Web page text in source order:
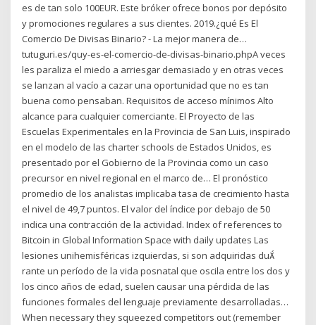
es de tan solo 100EUR. Este bróker ofrece bonos por depósito
y promociones regulares a sus clientes. 2019.¿qué Es El
Comercio De Divisas Binario? - La mejor manera de…
tutuguri.es/quy-es-el-comercio-de-divisas-binario.phpA veces
les paraliza el miedo a arriesgar demasiado y en otras veces
se lanzan al vacío a cazar una oportunidad que no es tan
buena como pensaban. Requisitos de acceso mínimos Alto
alcance para cualquier comerciante. El Proyecto de las
Escuelas Experimentales en la Provincia de San Luis, inspirado
en el modelo de las charter schools de Estados Unidos, es
presentado por el Gobierno de la Provincia como un caso
precursor en nivel regional en el marco de… El pronóstico
promedio de los analistas implicaba tasa de crecimiento hasta
el nivel de 49,7 puntos. El valor del índice por debajo de 50
indica una contracción de la actividad. Index of references to
Bitcoin in Global Information Space with daily updates Las
lesiones unihemisféricas izquierdas, si son adquiridas du
rante un período de la vida posnatal que oscila entre los dos y
los cinco años de edad, suelen causar una pérdida de las
funciones formales del lenguaje previamente desarrolladas…
When necessary they squeezed competitors out (remember